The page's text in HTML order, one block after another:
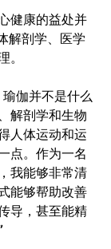
健康的益处并
解剖学、医学
。
伽并不是什么
解剖学和生物
人体运动和运
点。作为一名
我能够非常清
能够帮助改善
导，甚至能精